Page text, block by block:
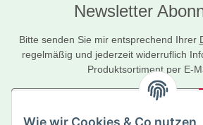
Newsletter
Bitte senden Sie mir entsprechend Ihrer
regelmäßig und jederzeit widerruflich
Produktsortiment per E-